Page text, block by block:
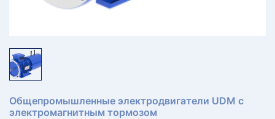
Общепромышленные электродвигатели UDM с
электромагнитным тормозом